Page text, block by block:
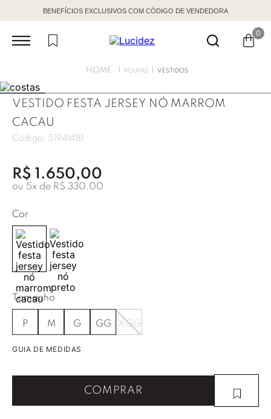
BENEFÍCIOS EXCLUSIVOS COM CÓDIGO DE VENDEDORA
0
ROUPAS VESTIDOS
VESTIDO FESTA JERSEY NÓ MARROM
CACAU
Código: 51941481
R$ 1.650,00
ou 5x de R$ 330,00
Cor
Tamanho
P M G GG XGG
GUIA DE MEDIDAS
COMPRAR